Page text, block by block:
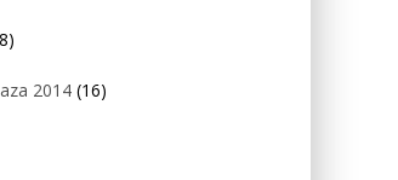
2014 (16)